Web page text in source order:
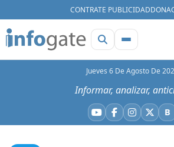
CONTRATE PUBLICIDAD
Jueves 6 De Agosto De
Informar, analizar,
YouTube
Facebook
X B